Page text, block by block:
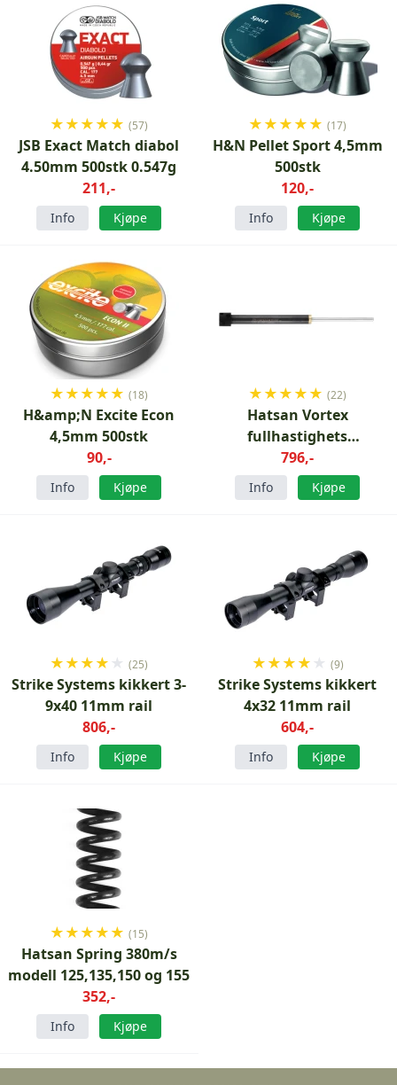
★★★★★ (57)
JSB Exact Match diabol
4.50mm 500stk 0.547g
211,-
Info Kjøpe
★★★★★ (17)
H&N Pellet Sport 4,5mm
500stk
120,-
Info Kjøpe
★★★★★ (18)
H&amp;N Excite Econ
4,5mm 500stk
90,-
Info Kjøpe
★★★★★ (22)
Hatsan Vortex
fullhastighets
gassstempel type 2
796,-
Info Kjøpe
★★★★ ★ (25)
Strike Systems kikkert 3-
9x40 11mm rail
806,-
Info Kjøpe
★★★★ ★ (9)
Strike Systems kikkert
4x32 11mm rail
604,-
Info Kjøpe
★★★★★ (15)
Hatsan Spring 380m/s
modell 125,135,150 og 155
352,-
Info Kjøpe